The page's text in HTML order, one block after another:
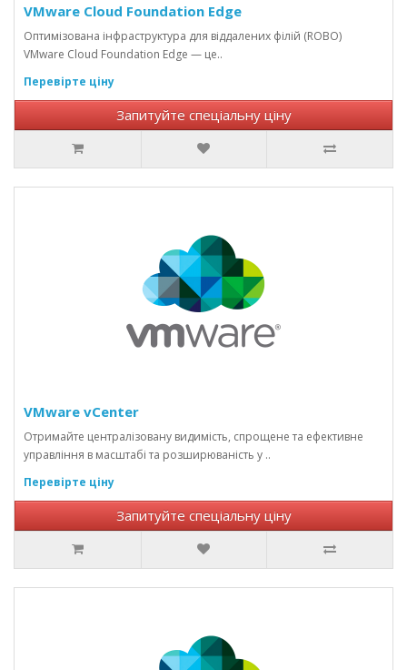
VMware Cloud Foundation Edge
Оптимізована інфраструктура для віддалених філій (ROBO)
VMware Cloud Foundation Edge — це..
Перевірте ціну
Запитуйте спеціальну ціну
VMware vCenter
Отримайте централізовану видимість, спрощене та ефективне
управління в масштабі та розширюваність у ..
Перевірте ціну
Запитуйте спеціальну ціну